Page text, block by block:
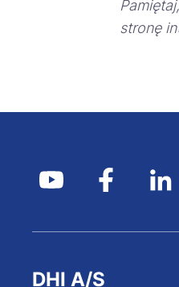
stronę
DHI A/S